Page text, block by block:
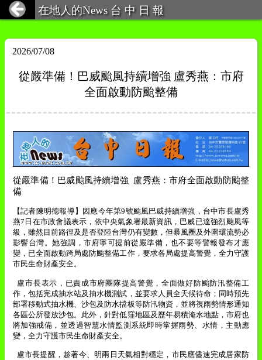
在地人的News 台 中 日 報
2026/07/08
從嚴準備！巴威颱風持續增強 盧秀燕：市府
全面啟動防颱整備
從嚴準備！巴威颱風持續增強
盧秀燕：市府全面啟動防颱整
備
【記者陳明德報導】因應今年第9號颱風巴威持續增強，台中市長盧秀
燕7 日在市政會議表示，依中央氣象署最新資訊，巴威已達強烈颱風等
級，雖然目前路徑及是否登陸台灣仍有變數，但暴風圈及外圍環流勢必
影響台灣。她強調，市府寧可提前從嚴準備，也不要等警報發布才應
變，已全面啟動跨局處防颱整備工作，要求各局處提高警覺，全力守護
市民生命財產安全。
盧市長表示，已責成市府團隊提高警覺，全面做好防颱防汛整備工
作，包括完成抽水站及抽水機測試，並要求人員全天候待命；同時預先
部署移動式抽水機、沙包及防水擋板等防汛物資，並將視雨勢情形通知
各區公所發放沙包。此外，針對低窪地區及歷年易積淹水地點，市府也
將加強戒備，並透過智慧水情監測系統即時掌握雨勢、水情，主動應
變，全力守護市民生命財產安全。
盧市長提醒，趁著今、明兩日天氣相對穩定，市民應儘速完成居家防